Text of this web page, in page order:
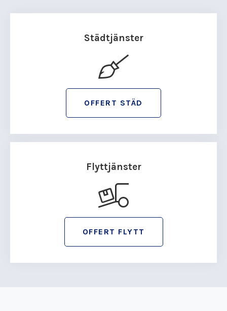
Städtjänster
OFFERT STÄD
Flyttjänster
OFFERT FLYTT